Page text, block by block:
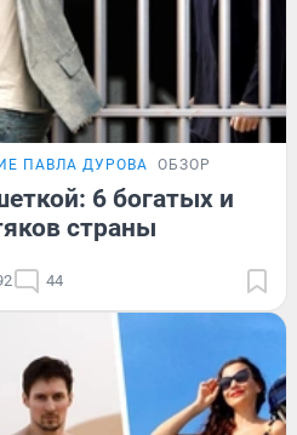
ПАВЛА ДУРОВА ОБЗОР
6 богатых и
страны
44